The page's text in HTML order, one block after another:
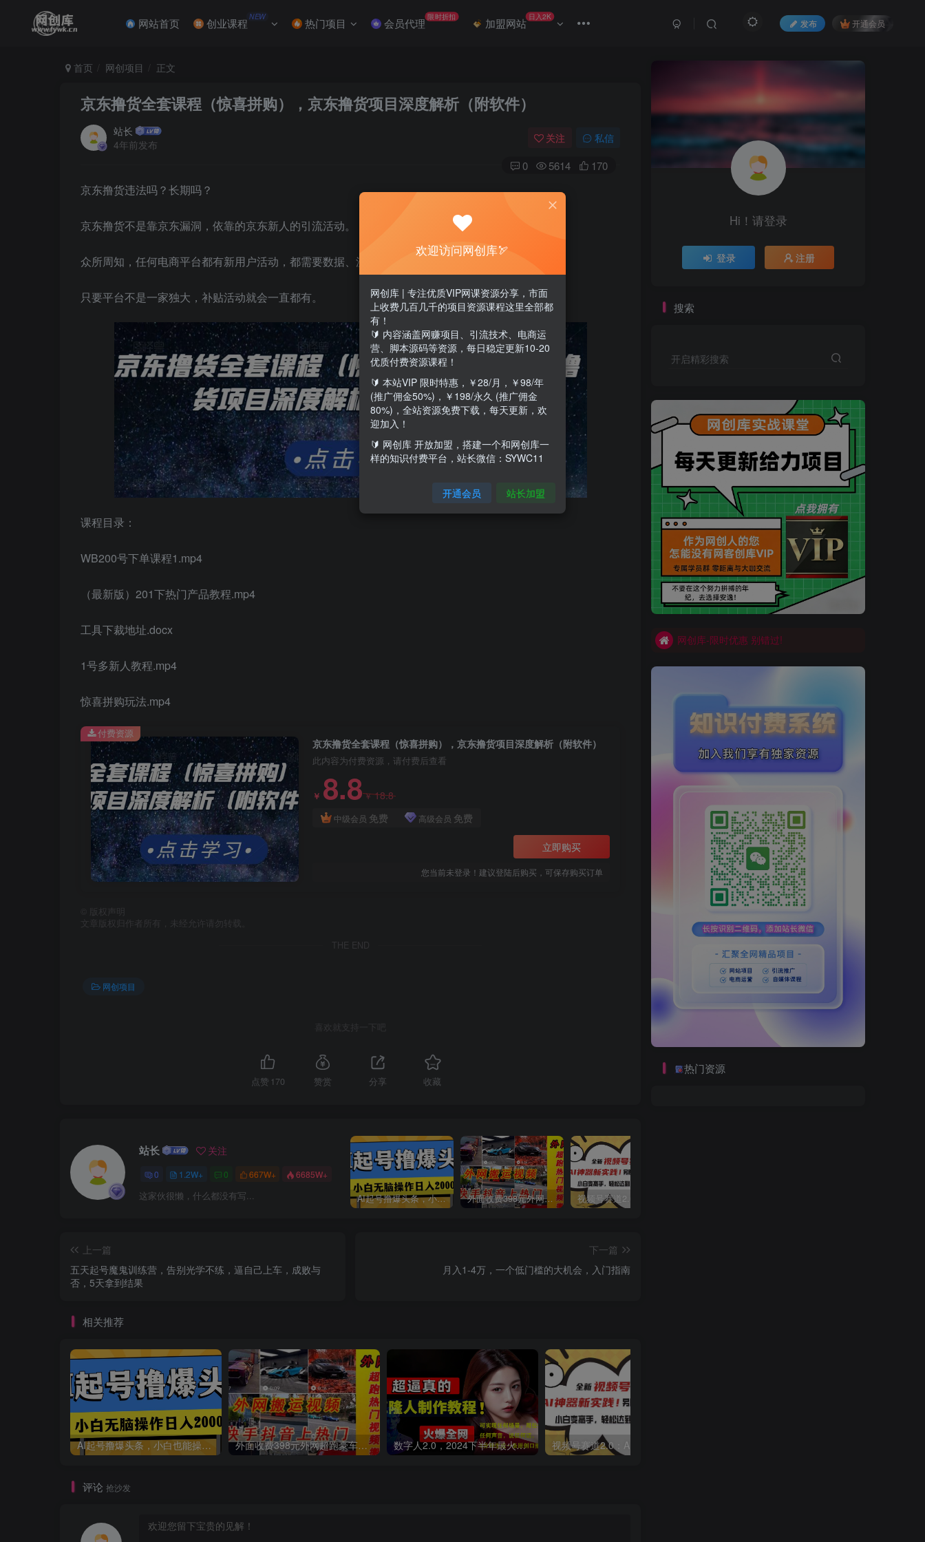
网站首页 创业课程 NEW 热门项目 会员代理 限时折扣 加盟网站 日入2K
发布 开通会员
首页 网创项目 正文
京东撸货全套课程（惊喜拼购），京东撸货项目深度解析（附软件）
站长
4年前发布
关注 私信
0 5614 170
京东撸货违法吗？长期吗？
京东撸货不是靠京东漏洞，依靠的京东新人的引流活动。
众所周知，任何电商平台都有新用户活动，都需要数据、流量支撑。
只要平台不是一家独大，补贴活动就会一直都有。
课程目录：
WB200号下单课程1.mp4
（最新版）201下热门产品教程.mp4
工具下裁地址.docx
1号多新人教程.mp4
惊喜拼购玩法.mp4
京东撸货全套课程（惊喜拼购），京东撸货项目深度解析（附软件）
此内容为付费资源，请付费后查看
￥ 8.8￥18.8
中级会员 免费 高级会员 免费
立即购买
您当前未登录！建议登陆后购买，可保存购买订单
付费资源
版权声明
文章版权归作者所有，未经允许请勿转载。
THE END
网创项目
喜欢就支持一下吧
点赞 170 赞赏 分享 收藏
站长 关注
0 1.2W+ 0 667W+ 6685W+
这家伙很懒，什么都没有写... AI起号撸爆头条，小白也能操作，日入2000+ 外面收费398元外网超跑豪车汽车视频搬运至快手抖音上热门项目
上一篇
五天起号魔鬼训练营，告别光学不练，逼自己上车，成败与
否，5天拿到结果
下一篇
月入1-4万，一个低门槛的大机会，入门指南
相关推荐
AI起号撸爆头条，小白也能操作，日入2000+ 外面收费398元外网超跑豪车汽车视频搬运至快手抖音上热门项目 数字人2.0，2024下半年最火项目，无限免费生成视频，可实现任何场景，用任何形象，任何声音，说任何话，5分钟生成一条原创口播视频。
评论 抢沙发
Hi！请登录
登录 注册
搜索
开启精彩搜索
买VIP会员或加盟商-全年最低价-立即抢额
网创库-限时优惠 别错过!
买VIP会员或加盟商-全年最低价-立即抢额
网创库-限时优惠 别错过!
热门资源
欢迎访问网创库🏹
网创库 | 专注优质VIP网课资源分享，市面
上收费几百几千的项目资源课程这里全部都
有！
🔰 内容涵盖网赚项目、引流技术、电商运
营、脚本源码等资源，每日稳定更新10-20
优质付费资源课程！
🔰 本站VIP 限时特惠，￥28/月，￥98/年
(推广佣金50%)，￥198/永久 (推广佣金
80%)，全站资源免费下载，每天更新，欢
迎加入！
🔰 网创库 开放加盟，搭建一个和网创库一
样的知识付费平台，站长微信：SYWC11
开通会员 站长加盟